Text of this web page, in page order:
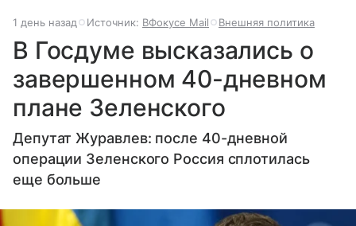
1 день назад Источник: ВФокусе Mail Внешняя политика
В Госдуме высказались о
завершенном 40-дневном
плане Зеленского
Депутат Журавлев: после 40-дневной
операции Зеленского Россия сплотилась
еще больше